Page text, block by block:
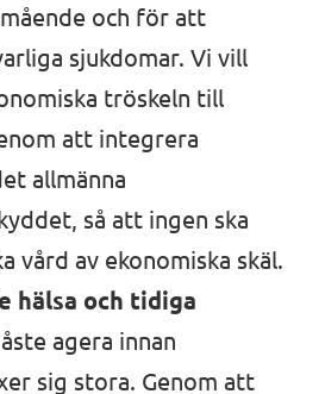
och för att
sjukdomar. Vi vill
tröskeln till
att integrera
allmänna
så att ingen ska
vård av ekonomiska skäl.
hälsa och tidiga
agera innan
sig stora. Genom att